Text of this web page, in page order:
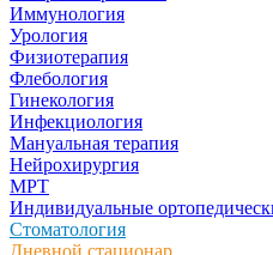
Иммунология
Урология
Физиотерапия
Флебология
Гинекология
Инфекциология
Мануальная терапия
Нейрохирургия
МРТ
Индивидуальные
Стоматология